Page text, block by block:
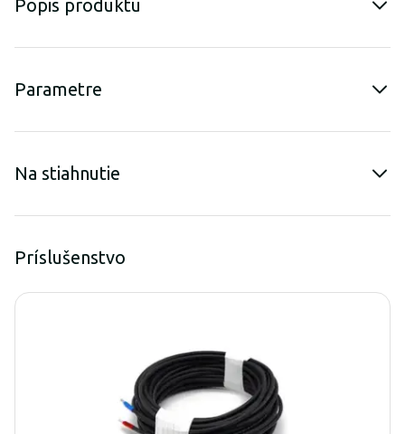
Popis produktu
Parametre
Na stiahnutie
Príslušenstvo